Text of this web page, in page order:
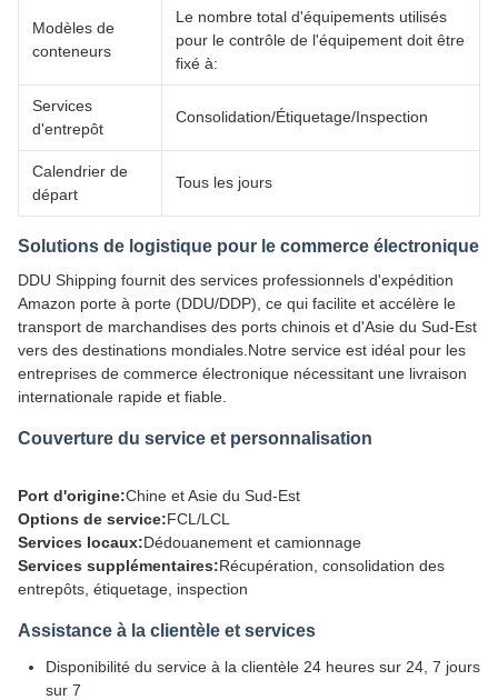
Modèles de
conteneurs
Le nombre total d'équipements utilisés
pour le contrôle de l'équipement doit être
fixé à:
Services
d'entrepôt
Consolidation/Étiquetage/Inspection
Calendrier de
départ
Tous les jours
Solutions de logistique pour le commerce électronique
DDU Shipping fournit des services professionnels d'expédition
Amazon porte à porte (DDU/DDP), ce qui facilite et accélère le
transport de marchandises des ports chinois et d'Asie du Sud-Est
vers des destinations mondiales.Notre service est idéal pour les
entreprises de commerce électronique nécessitant une livraison
internationale rapide et fiable.
Couverture du service et personnalisation
Port d'origine:Chine et Asie du Sud-Est
Options de service:FCL/LCL
Services locaux:Dédouanement et camionnage
Services supplémentaires:Récupération, consolidation des
entrepôts, étiquetage, inspection
Assistance à la clientèle et services
Disponibilité du service à la clientèle 24 heures sur 24, 7 jours
sur 7